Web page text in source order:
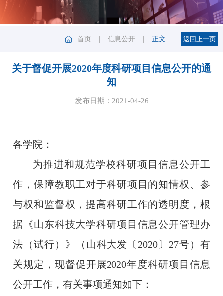
首页 | 信息公开 | 正文
关于督促开展2020年度科研项目信息公开的通
知
发布日期：2021-04-26
各学院：
为推进和规范学校科研项目信息公开工
作，保障教职工对于科研项目的知情权、参
与权和监督权，提高科研工作的透明度，根
据《山东科技大学科研项目信息公开管理办
法（试行）》（山科大发〔2020〕27号）有
关规定，现督促开展2020年度科研项目信息
公开工作，有关事项通知如下：